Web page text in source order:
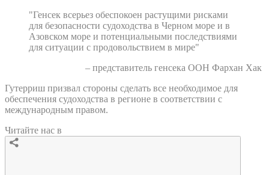
"Генсек всерьез обеспокоен растущими рисками
для безопасности судоходства в Черном море и в
Азовском море и потенциальными последствиями
для ситуации с продовольствием в мире"
– представитель генсека ООН Фархан Хак
Гутерриш призвал стороны сделать все необходимое для
обеспечения судоходства в регионе в соответствии с
международным правом.
Читайте нас в